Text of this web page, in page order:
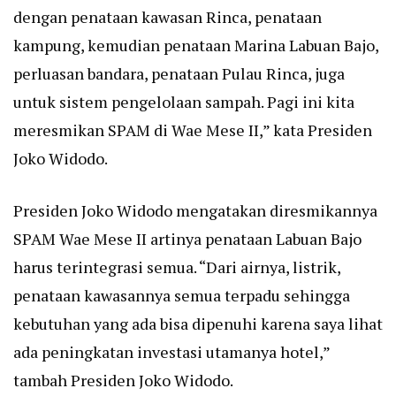
dengan penataan kawasan Rinca, penataan
kampung, kemudian penataan Marina Labuan Bajo,
perluasan bandara, penataan Pulau Rinca, juga
untuk sistem pengelolaan sampah. Pagi ini kita
meresmikan SPAM di Wae Mese II,” kata Presiden
Joko Widodo.
Presiden Joko Widodo mengatakan diresmikannya
SPAM Wae Mese II artinya penataan Labuan Bajo
harus terintegrasi semua. “Dari airnya, listrik,
penataan kawasannya semua terpadu sehingga
kebutuhan yang ada bisa dipenuhi karena saya lihat
ada peningkatan investasi utamanya hotel,”
tambah Presiden Joko Widodo.